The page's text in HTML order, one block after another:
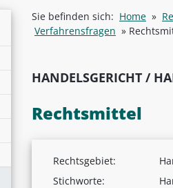
Sie befinden sich: Home »
Verfahrensfragen »
HANDELSGERICHT /
Rechtsmittel
Rechtsgebiet:
Stichworte: